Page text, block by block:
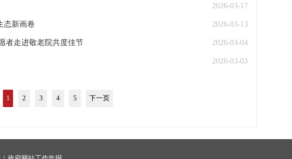
2026-03-17
2026-03-13
态新画卷
2026-03-04
者走进敬老院共度佳节
2026-03-03
1 2 3 4 5 下一页